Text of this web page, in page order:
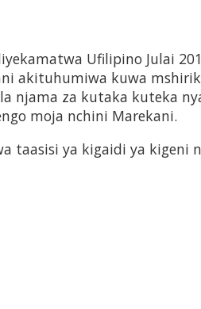
Ufilipino Julai
akituhumiwa kuwa
njama za kutaka kuteka
moja nchini Marekani.
taasisi ya kigaidi ya kigeni